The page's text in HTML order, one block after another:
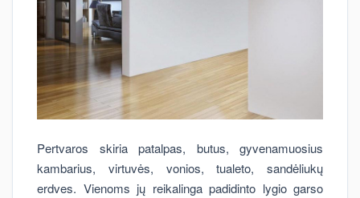
Pertvaros skiria patalpas, butus, gyvenamuosius
kambarius, virtuvės, vonios, tualeto, sandėliukų
erdves. Vienoms jų reikalinga padidinto lygio garso